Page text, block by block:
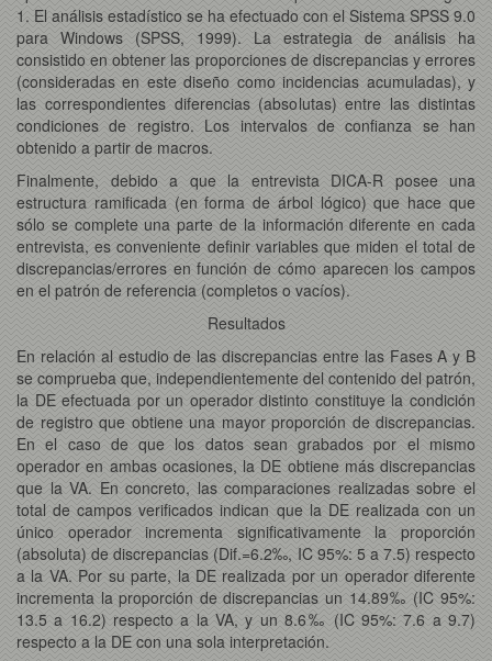
1. El análisis estadístico se ha efectuado con el Sistema SPSS 9.0
para Windows (SPSS, 1999). La estrategia de análisis ha
consistido en obtener las proporciones de discrepancias y errores
(consideradas en este diseño como incidencias acumuladas), y
las correspondientes diferencias (absolutas) entre las distintas
condiciones de registro. Los intervalos de confianza se han
obtenido a partir de macros.
Finalmente, debido a que la entrevista DICA-R posee una
estructura ramificada (en forma de árbol lógico) que hace que
sólo se complete una parte de la información diferente en cada
entrevista, es conveniente definir variables que miden el total de
discrepancias/errores en función de cómo aparecen los campos
en el patrón de referencia (completos o vacíos).
Resultados
En relación al estudio de las discrepancias entre las Fases A y B
se comprueba que, independientemente del contenido del patrón,
la DE efectuada por un operador distinto constituye la condición
de registro que obtiene una mayor proporción de discrepancias.
En el caso de que los datos sean grabados por el mismo
operador en ambas ocasiones, la DE obtiene más discrepancias
que la VA. En concreto, las comparaciones realizadas sobre el
total de campos verificados indican que la DE realizada con un
único operador incrementa significativamente la proporción
(absoluta) de discrepancias (Dif.=6.2‰, IC 95%: 5 a 7.5) respecto
a la VA. Por su parte, la DE realizada por un operador diferente
incrementa la proporción de discrepancias un 14.89‰ (IC 95%:
13.5 a 16.2) respecto a la VA, y un 8.6‰ (IC 95%: 7.6 a 9.7)
respecto a la DE con una sola interpretación.